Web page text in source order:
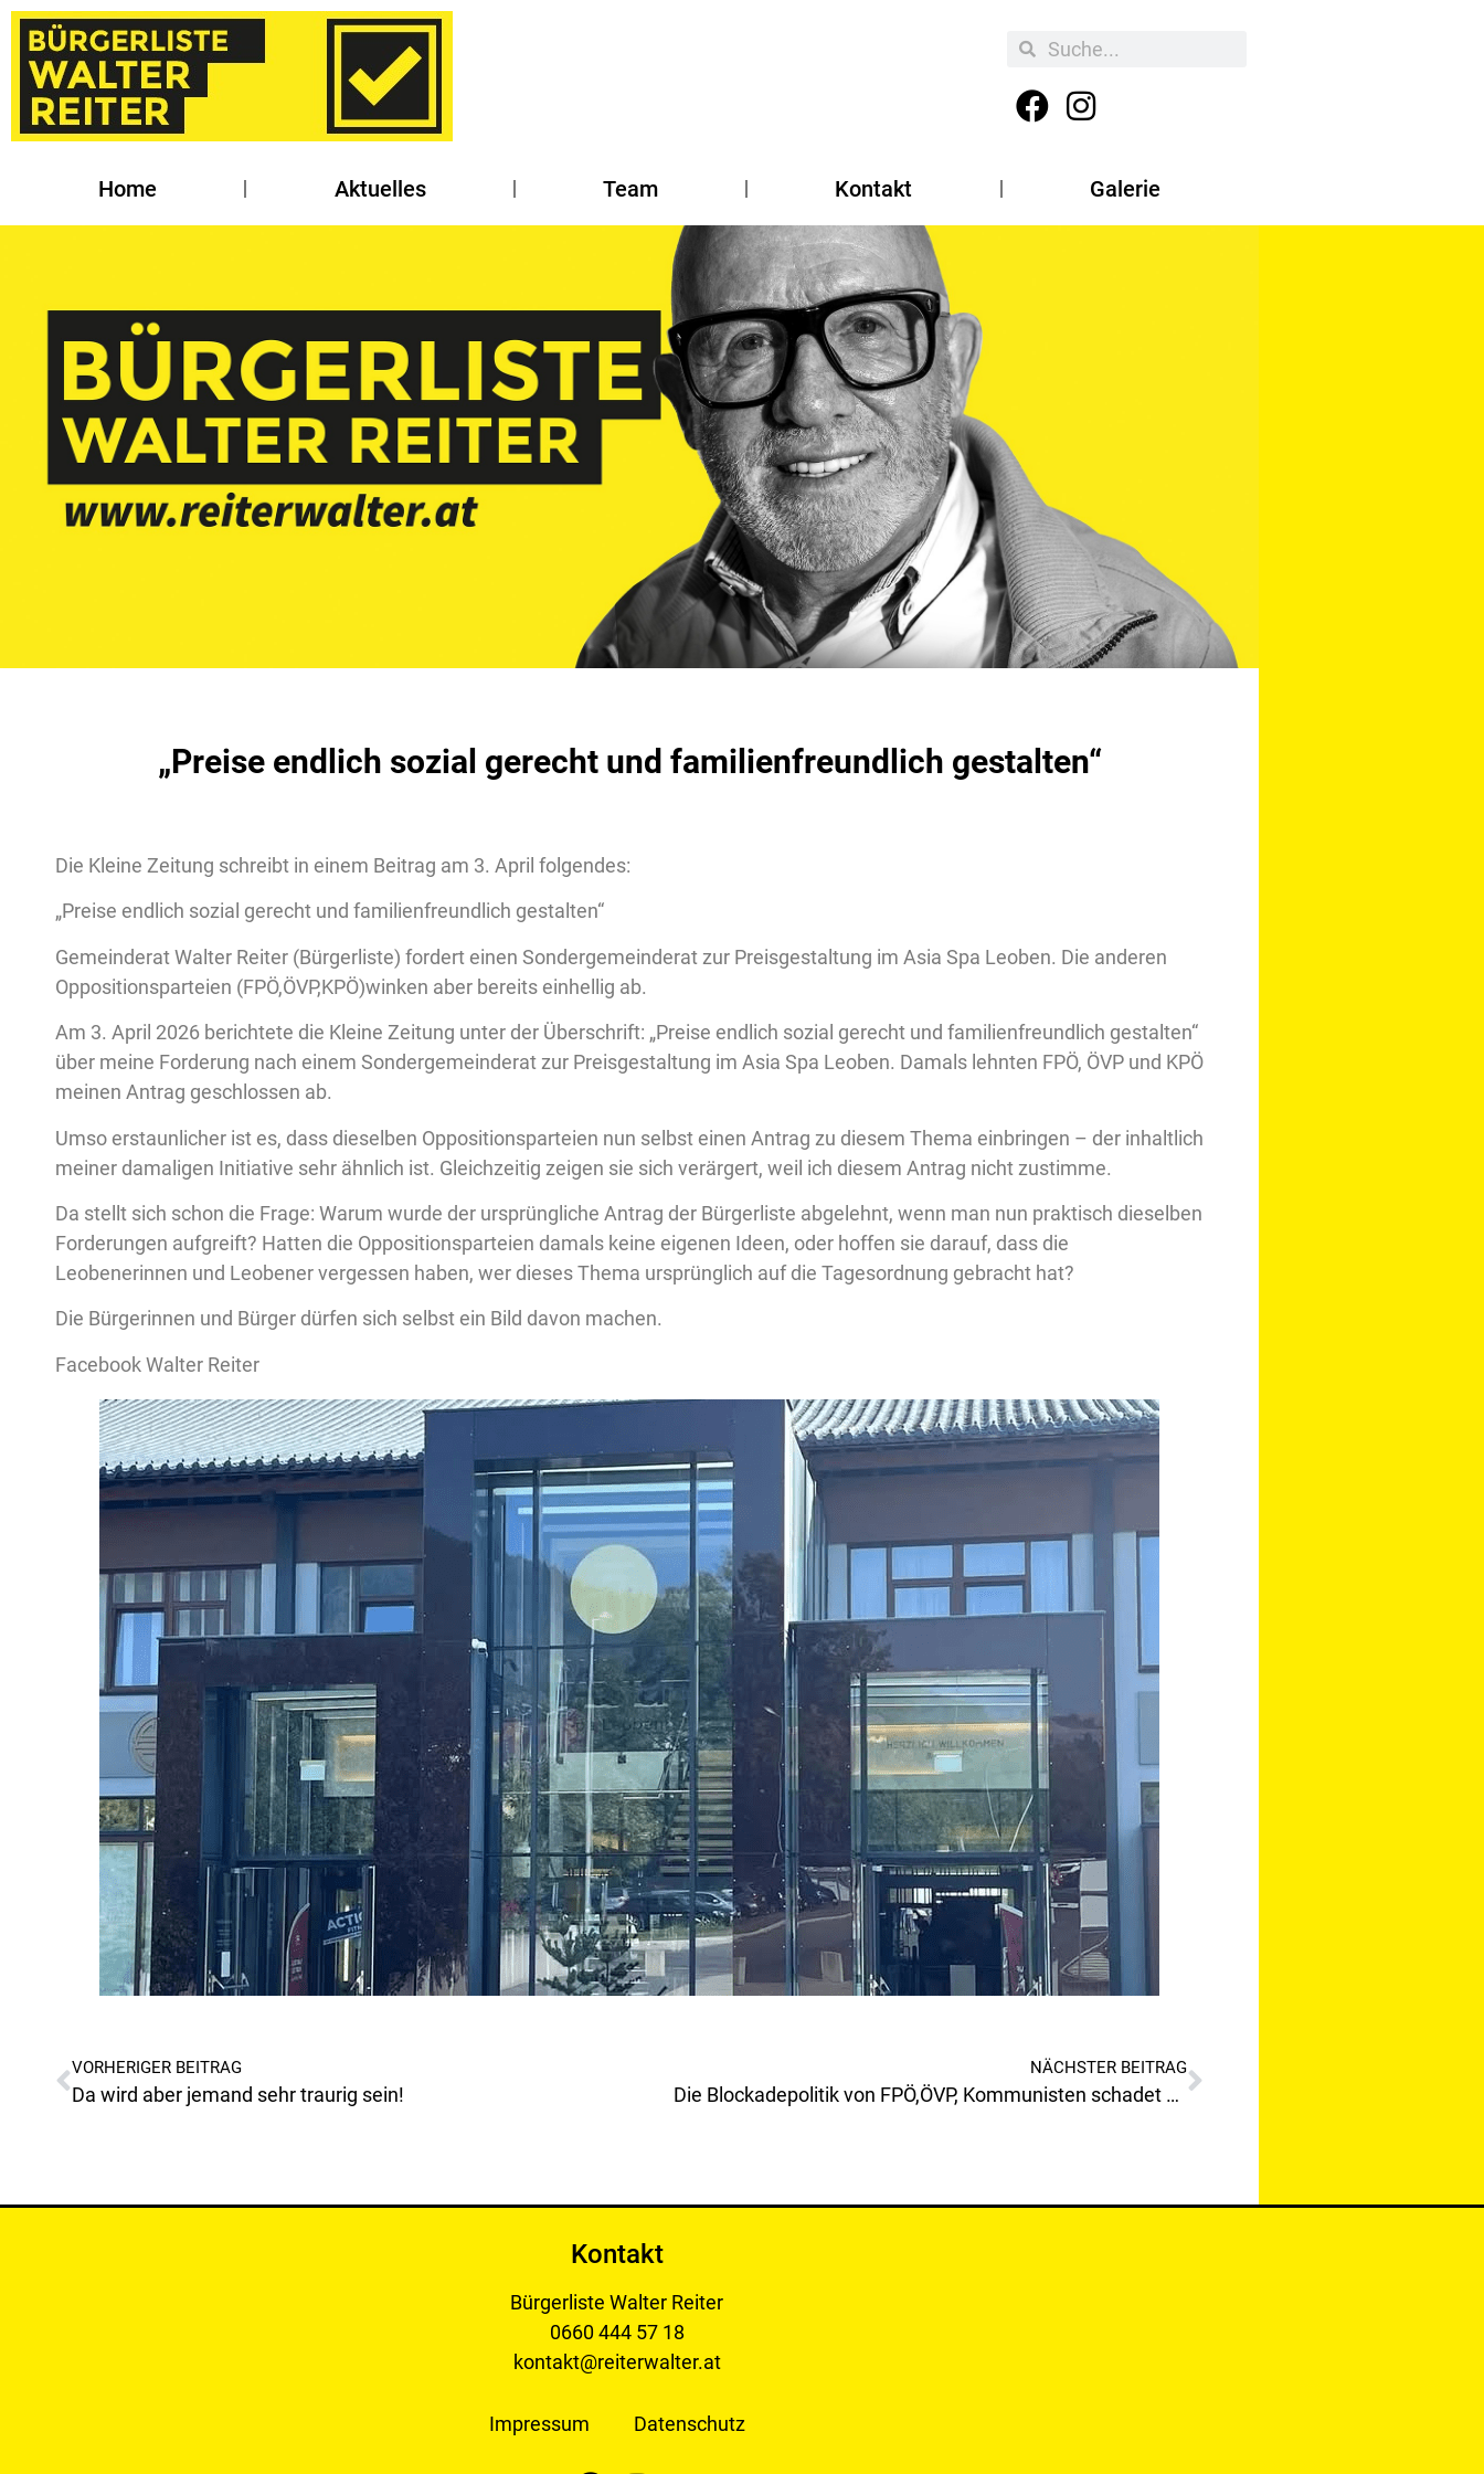
Home Aktuelles Team Kontakt Galerie
„Preise endlich sozial gerecht und familienfreundlich gestalten“
Die Kleine Zeitung schreibt in einem Beitrag am 3. April folgendes:
„Preise endlich sozial gerecht und familienfreundlich gestalten“
Gemeinderat Walter Reiter (Bürgerliste) fordert einen Sondergemeinderat zur Preisgestaltung im Asia Spa Leoben. Die anderen
Oppositionsparteien (FPÖ,ÖVP,KPÖ)winken aber bereits einhellig ab.
Am 3. April 2026 berichtete die Kleine Zeitung unter der Überschrift: „Preise endlich sozial gerecht und familienfreundlich gestalten“
über meine Forderung nach einem Sondergemeinderat zur Preisgestaltung im Asia Spa Leoben. Damals lehnten FPÖ, ÖVP und KPÖ
meinen Antrag geschlossen ab.
Umso erstaunlicher ist es, dass dieselben Oppositionsparteien nun selbst einen Antrag zu diesem Thema einbringen – der inhaltlich
meiner damaligen Initiative sehr ähnlich ist. Gleichzeitig zeigen sie sich verärgert, weil ich diesem Antrag nicht zustimme.
Da stellt sich schon die Frage: Warum wurde der ursprüngliche Antrag der Bürgerliste abgelehnt, wenn man nun praktisch dieselben
Forderungen aufgreift? Hatten die Oppositionsparteien damals keine eigenen Ideen, oder hoffen sie darauf, dass die
Leobenerinnen und Leobener vergessen haben, wer dieses Thema ursprünglich auf die Tagesordnung gebracht hat?
Die Bürgerinnen und Bürger dürfen sich selbst ein Bild davon machen.
Facebook Walter Reiter
VORHERIGER BEITRAG
Da wird aber jemand sehr traurig sein!
NÄCHSTER BEITRAG
Die Blockadepolitik von FPÖ,ÖVP, Kommunisten schadet Leoben!
Kontakt
Bürgerliste Walter Reiter
0660 444 57 18
kontakt@reiterwalter.at
Impressum Datenschutz